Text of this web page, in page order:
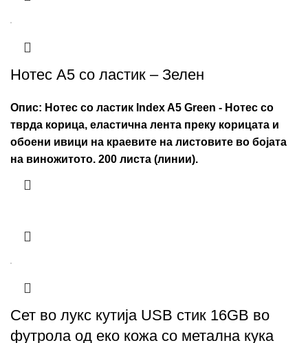
Нотес А5 со ластик – Зелен
Опис: Нотес со ластик Index A5 Green - Нотес со
тврда корица, еластична лента преку корицата и
обоени ивици на краевите на листовите во бојата
на виножитото. 200 листа (линии).
Сет во лукс кутија USB стик 16GB во
футрола од еко кожа со метална кука